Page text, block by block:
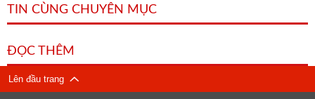
TIN CÙNG CHUYÊN MỤC
ĐỌC THÊM
Lên đầu trang